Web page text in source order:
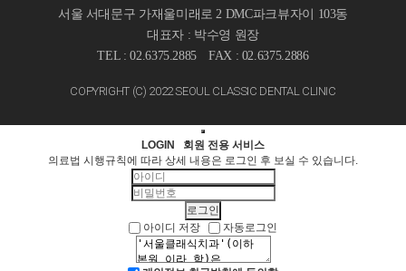
서울 서대문구 가재울미래로 2 DMC파크뷰자이 103동
대표자 : 박수영 원장
TEL : 02.6375.2885
FAX : 02.6375.2886
COPYRIGHT (C) 2022 SEOUL CLASSIC DENTAL CLINIC
LOGIN 회원 전용 서비스
의료법 시행규칙에 따라 상세 내용은 로그인 후 보실 수 있습니다.
아이디 저장 자동로그인